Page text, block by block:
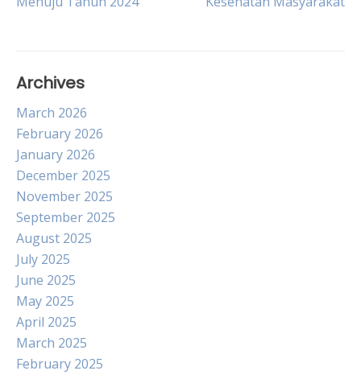
navigation
Archives
March 2026
February 2026
January 2026
December 2025
November 2025
September 2025
August 2025
July 2025
June 2025
May 2025
April 2025
March 2025
February 2025